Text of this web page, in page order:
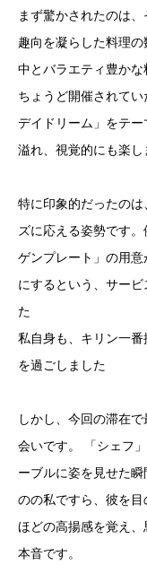
まず驚かされたのは
趣向を凝らした料理
中とバラエティ豊か
ちょうど開催されて
デイドリーム」をテ
溢れ、視覚的にも楽
特に印象的だったの
ズに応える姿勢です
ゲンプレート」の用
にするという、サー
た
私自身も、キリン一
を過ごしました
しかし、今回の滞在
会いです。 「シェフ
ーブルに姿を見せた
のの私ですら、彼を
ほどの高揚感を覚え
本音です。